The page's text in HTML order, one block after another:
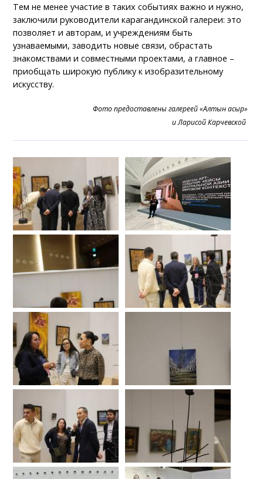
Тем не менее участие в таких событиях важно и нужно,
заключили руководители карагандинской галереи: это
позволяет и авторам, и учреждениям быть
узнаваемыми, заводить новые связи, обрастать
знакомствами и совместными проектами, а главное –
приобщать широкую публику к изобразительному
искусству.
Фото предоставлены галереей «Алтын Ғасыр»
и Ларисой Карчевской